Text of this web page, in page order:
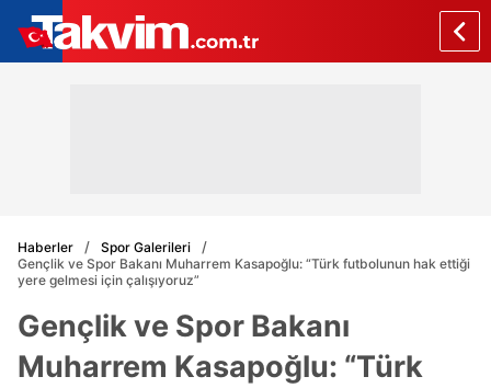
Haberler
Spor Galerileri
Gençlik ve Spor Bakanı Muharrem Kasapoğlu: “Türk futbolunun hak ettiği
yere gelmesi için çalışıyoruz”
Gençlik ve Spor Bakanı
Muharrem Kasapoğlu: “Türk